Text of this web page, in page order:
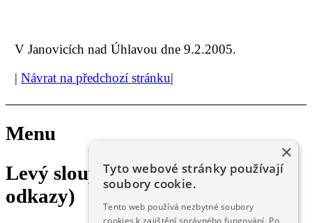
V Janovicích nad Úhlavou dne 9.2.2005.
|Návrat na předchozí stránku|
Menu
Levý sloupec (rychlý kontakt,
odkazy)
×
Tyto webové stránky používají
soubory cookie.
Tento web používá nezbytné soubory
cookies k zajištění správného fungování. Po